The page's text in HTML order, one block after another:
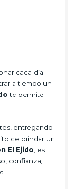
cada día
a tiempo un
te permite
entregando
de brindar un
El Ejido , es
confianza,